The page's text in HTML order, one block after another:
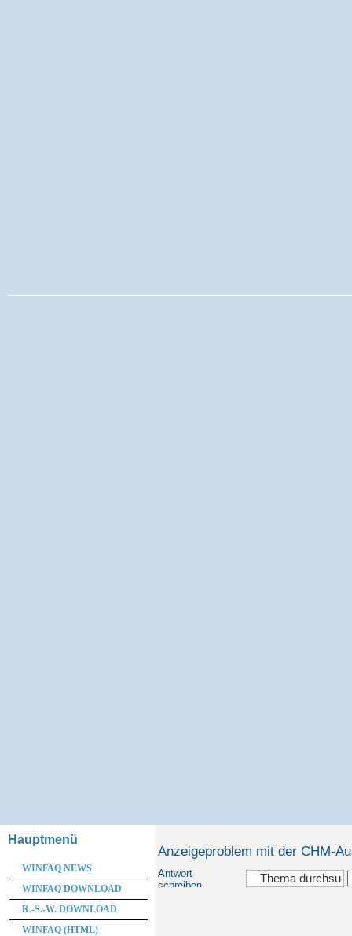
Anzeigeproblem mit der CHM-
Antwort
schreiben
Hauptmenü
WINFAQ NEWS
WINFAQ DOWNLOAD
R.-S.-W. DOWNLOAD
WINFAQ (HTML)